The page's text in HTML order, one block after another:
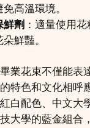
高溫環境。
鮮劑 ：適量使用花
鮮豔。
業花束不僅能表
特色和文化相呼
白配色、中文大
大學的藍金組合